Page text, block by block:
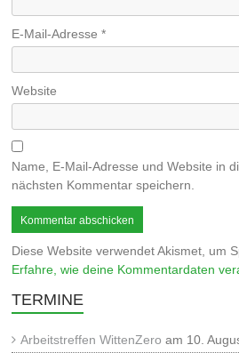
E-Mail-Adresse*
Website
Name, E-Mail-Adresse und Website in
nächsten Kommentar speichern.
Diese Website verwendet Akismet, um
Erfahre, wie deine Kommentardaten
TERMINE
Arbeitstreffen WittenZero am 10.